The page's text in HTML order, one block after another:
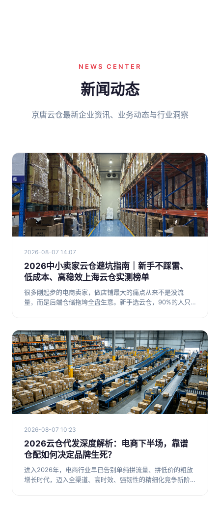
NEWS CENTER
新闻动态
京唐云仓最新企业资讯、业务动态与行业洞察
2026-08-07 14:07
2026中小卖家云仓避坑指南｜新手不踩雷、
低成本、高稳效上海云仓实测榜单
很多刚起步的电商卖家，做店铺最大的痛点从来不是没流
量，而是后端仓储拖垮全盘生意。新手选云仓，90%的人只
2026-08-07 10:23
2026云仓代发深度解析：电商下半场，靠谱
仓配如何决定品牌生死？
进入2026年，电商行业早已告别单纯拼流量、拼低价的粗放
增长时代，迈入全渠道、高时效、强韧性的精细化竞争新阶